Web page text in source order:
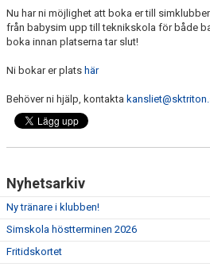
Nu har ni möjlighet att boka er till
från babysim upp till teknikskola för både
boka innan platserna tar slut!
Ni bokar er plats här
Behöver ni hjälp, kontakta
Nyhetsarkiv
Ny tränare i klubben!
Simskola höstterminen 2026
Fritidskortet